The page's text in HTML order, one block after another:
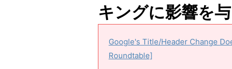
キングに影響を
Google's Title/Header Change
Roundtable]